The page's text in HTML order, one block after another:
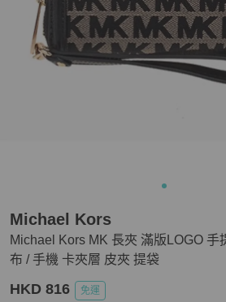
Michael Kors MK 長夾 滿版LOGO 手
布 / 手機 卡夾層 皮夾 提袋
Michael Kors
HKD 816 免運